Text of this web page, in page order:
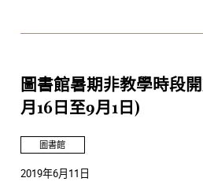
圖書館暑期非教學時段
月16日至9月1日)
圖書館
2019年6月11日